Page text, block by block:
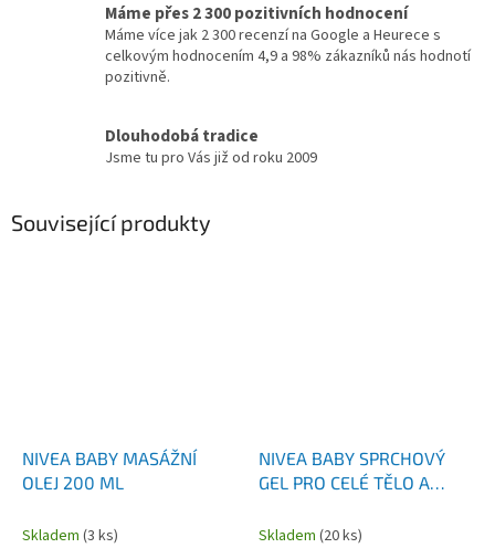
Máme přes 2 300 pozitivních hodnocení
Máme více jak 2 300 recenzí na Google a Heurece s
celkovým hodnocením 4,9 a 98% zákazníků nás hodnotí
pozitivně.
Dlouhodobá tradice
Jsme tu pro Vás již od roku 2009
Související produkty
NIVEA BABY MASÁŽNÍ
OLEJ 200 ML
Skladem (3 ks)
NIVEA BABY SPRCHOVÝ
GEL PRO CELÉ TĚLO A
ML
Skladem (20 ks)